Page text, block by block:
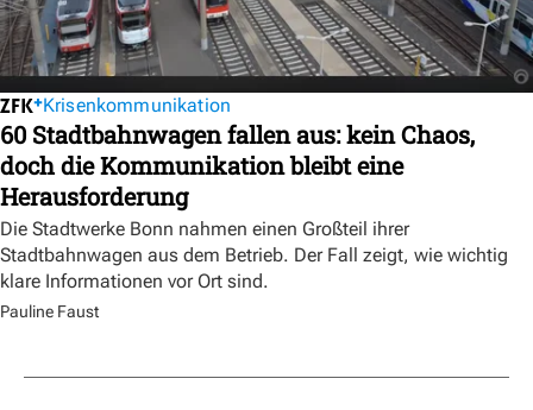
Krisenkommunikation
60 Stadtbahnwagen fallen aus: kein Chaos,
doch die Kommunikation bleibt eine
Herausforderung
Die Stadtwerke Bonn nahmen einen Großteil ihrer
Stadtbahnwagen aus dem Betrieb. Der Fall zeigt, wie wichtig
klare Informationen vor Ort sind.
Pauline Faust